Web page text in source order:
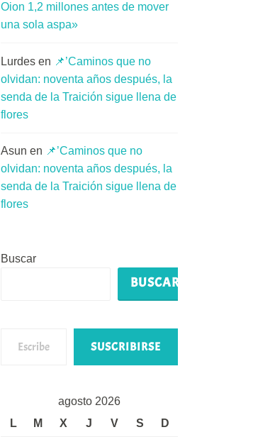
Oion 1,2 millones antes de mover
una sola aspa»
Lurdes en 📌’Caminos que no
olvidan: noventa años después, la
senda de la Traición sigue llena de
flores
Asun en 📌’Caminos que no
olvidan: noventa años después, la
senda de la Traición sigue llena de
flores
Buscar
BUSCAR
SUSCRIBIRSE
agosto 2026
L
M X J V S D